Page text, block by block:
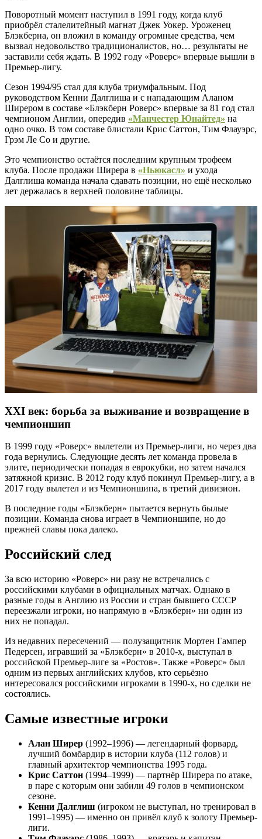
Поворотный момент наступил в 1991 году, когда клуб
приобрёл сталелитейный магнат Джек Уокер. Уроженец
Блэкберна, он вложил в команду огромные средства, чем
вызвал недовольство традиционалистов, но… результаты не
заставили себя ждать. В 1992 году «Роверс» впервые вышли в
Премьер-лигу.
Сезон 1994/95 стал для клуба триумфальным. Под
руководством Кенни Далглиша и с нападающим Аланом
Ширером в составе «Блэкберн Роверс» впервые за 81 год стал
чемпионом Англии, опередив «Манчестер Юнайтед» на
одно очко. В том составе блистали Крис Саттон, Тим Флауэрс,
Грэм Ле Со и другие.
Это чемпионство остаётся последним крупным трофеем
клуба. После продажи Ширера в «Ньюкасл» и ухода
Далглиша команда начала сдавать позиции, но ещё несколько
лет держалась в верхней половине таблицы.
XXI век: борьба за выживание и возвращение в
чемпионшип
В 1999 году «Роверс» вылетели из Премьер-лиги, но через два
года вернулись. Следующие десять лет команда провела в
элите, периодически попадая в еврокубки, но затем начался
затяжной кризис. В 2012 году клуб покинул Премьер-лигу, а в
2017 году вылетел и из Чемпионшипа, в третий дивизион.
В последние годы «Блэкберн» пытается вернуть былые
позиции. Команда снова играет в Чемпионшипе, но до
прежней славы пока далеко.
Российский след
За всю историю «Роверс» ни разу не встречались с
российскими клубами в официальных матчах. Однако в
разные годы в Англию из России и стран бывшего СССР
переезжали игроки, но напрямую в «Блэкберн» ни один из
них не попадал.
Из недавних пересечений — полузащитник Мортен Гампер
Педерсен, игравший за «Блэкберн» в 2010-х, выступал в
российской Премьер-лиге за «Ростов». Также «Роверс» был
одним из первых английских клубов, кто серьёзно
интересовался российскими игроками в 1990-х, но сделки не
состоялись.
Самые известные игроки
Алан Ширер (1992–1996) — легендарный форвард,
лучший бомбардир в истории клуба (112 голов) и
главный архитектор чемпионства 1995 года.
Крис Саттон (1994–1999) — партнёр Ширера по атаке,
в паре с которым они забили 49 голов в чемпионском
сезоне.
Кенни Далглиш (игроком не выступал, но тренировал в
1991–1995) — именно он привёл клуб к золоту Премьер-
лиги.